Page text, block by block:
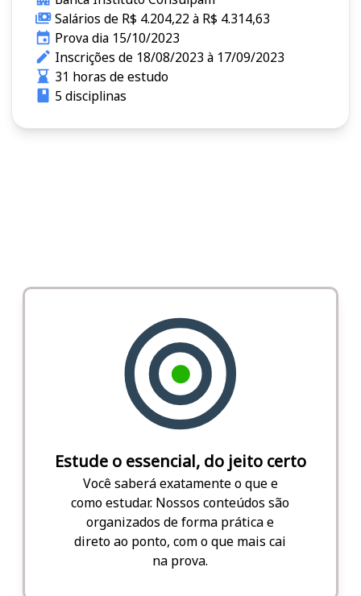
Salários de R$ 4.204,22 à R$ 4.314,63
Prova dia 15/10/2023
Inscrições de 18/08/2023 à 17/09/2023
31 horas de estudo
5 disciplinas
Estude o essencial, do jeito certo
Você saberá exatamente o que e
como estudar. Nossos conteúdos são
organizados de forma prática e
direto ao ponto, com o que mais cai
na prova.